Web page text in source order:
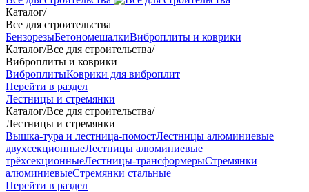
Каталог/
Все для строительства
БензорезыБетономешалкиВиброплиты и коврики
Каталог/Все для строительства/
Виброплиты и коврики
ВиброплитыКоврики для виброплит
Перейти в раздел
Лестницы и стремянки
Каталог/Все для строительства/
Лестницы и стремянки
Вышка-тура и лестница-помостЛестницы алюминиевые
двухсекционныеЛестницы алюминиевые
трёхсекционныеЛестницы-трансформерыСтремянки
алюминиевыеСтремянки стальные
Перейти в раздел